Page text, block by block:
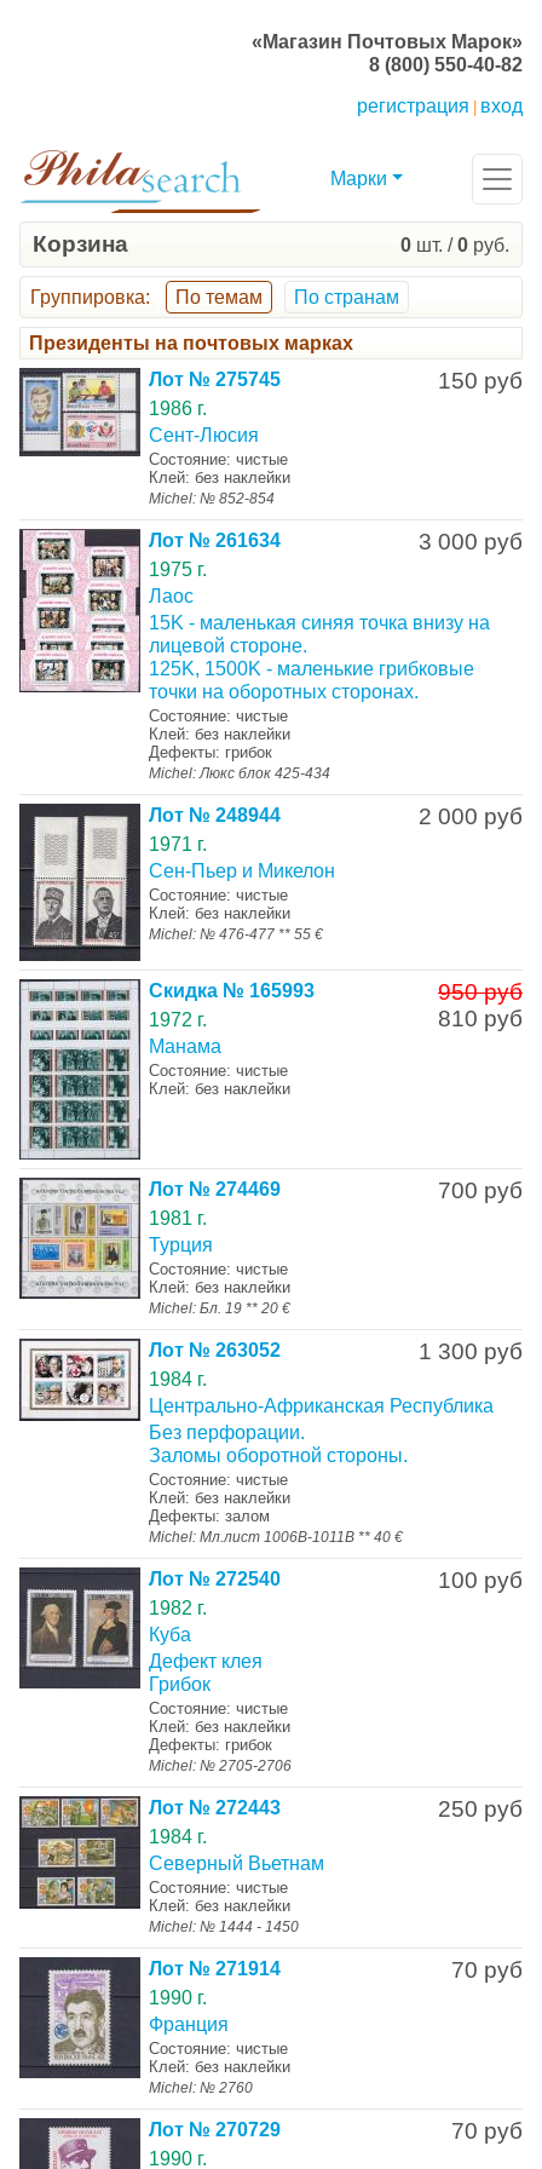
«Магазин Почтовых Марок»
8 (800) 550-40-82
регистрация
вход
Марки
Корзина 0 шт. /0 руб.
Группировка: По темам По странам
Президенты на почтовых марках
150 руб
Лот № 275745
1986 г.
Сент-Люсия
Состояние: чистые
Клей: без наклейки
Michel: № 852-854
3 000 руб
Лот № 261634
1975 г.
Лаос
15K - маленькая синяя точка внизу на
лицевой стороне.
125K, 1500K - маленькие грибковые
точки на оборотных сторонах.
Состояние: чистые
Клей: без наклейки
Дефекты: грибок
Michel: Люкс блок 425-434
2 000 руб
Лот № 248944
1971 г.
Сен-Пьер и Микелон
Состояние: чистые
Клей: без наклейки
Michel: № 476-477 ** 55 €
950 руб
810 руб
Скидка № 165993
1972 г.
Манама
Состояние: чистые
Клей: без наклейки
700 руб
Лот № 274469
1981 г.
Турция
Состояние: чистые
Клей: без наклейки
Michel: Бл. 19 ** 20 €
1 300 руб
Лот № 263052
1984 г.
Центрально-Африканская Республика
Без перфорации.
Заломы оборотной стороны.
Состояние: чистые
Клей: без наклейки
Дефекты: залом
Michel: Мл.лист 1006В-1011В ** 40 €
100 руб
Лот № 272540
1982 г.
Куба
Дефект клея
Грибок
Состояние: чистые
Клей: без наклейки
Дефекты: грибок
Michel: № 2705-2706
250 руб
Лот № 272443
1984 г.
Северный Вьетнам
Состояние: чистые
Клей: без наклейки
Michel: № 1444 - 1450
70 руб
Лот № 271914
1990 г.
Франция
Состояние: чистые
Клей: без наклейки
Michel: № 2760
70 руб
Лот № 270729
1990 г.